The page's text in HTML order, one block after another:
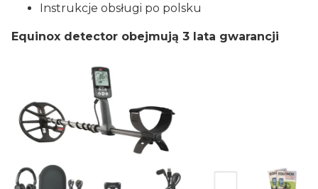
Instrukcje obsługi po polsku
Equinox detector obejmują 3 lata gwarancji